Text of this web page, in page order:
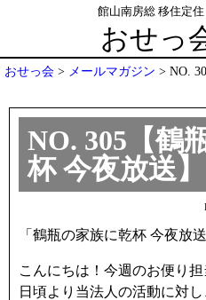
館山南房総 移住定
おせっ
おせっ会 > メールマガジン > NO.
NO. 305【鶴
杯 今夜放送】
「鶴瓶の家族に乾杯 今夜放送
こんにちは！今週のお便り担
日頃より当法人の活動に対